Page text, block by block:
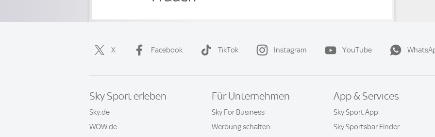
X Facebook TikTok Instagram YouTube
Sky Sport erleben
Sky.de
WOW.de
Für Unternehmen
Sky For Business
Werbung schalten
App & Services
Sky Sport App
Sky Sportsbar Finder